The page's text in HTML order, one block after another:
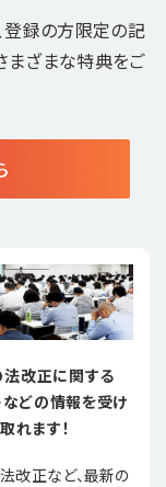
登録の方限定の記
まざまな特典をご
改正に関する
どの情報を受け
取れます！
改正など、最新の